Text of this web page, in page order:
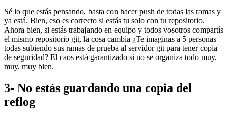
Sé lo que estás pensando, basta con hacer push de todas las ramas y
ya está. Bien, eso es correcto si estás tu solo con tu repositorio.
Ahora bien, si estás trabajando en equipo y todos vosotros compartís
el mismo repositorio git, la cosa cambia ¿Te imaginas a 5 personas
todas subiendo sus ramas de prueba al servidor git para tener copia
de seguridad? El caos está garantizado si no se organiza todo muy,
muy, muy bien.
3- No estás guardando una copia del
reflog